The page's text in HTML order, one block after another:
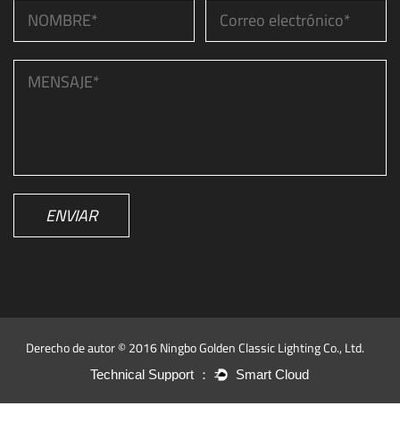
ENVIAR
Derecho de autor © 2016 Ningbo Golden Classic Lighting Co., Ltd.